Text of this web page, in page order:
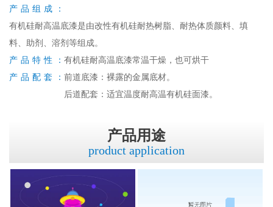
产品组成：
有机硅耐高温底漆是由改性有机硅耐热树脂、耐热体质颜料、填
料、助剂、溶剂等组成。
产品特性： 有机硅耐高温底漆常温干燥，也可烘干
产品配套： 前道底漆：裸露的金属底材。
后道配套：适宜温度耐高温有机硅面漆。
产品用途
product application